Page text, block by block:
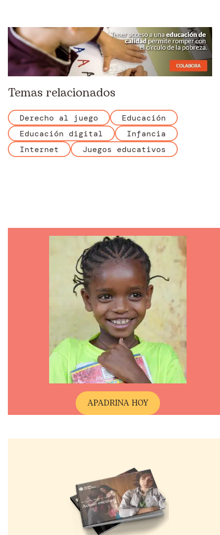
Temas relacionados
Derecho al juego
Educación
Educación digital
Infancia
Internet
Juegos educativos
APADRINA HOY